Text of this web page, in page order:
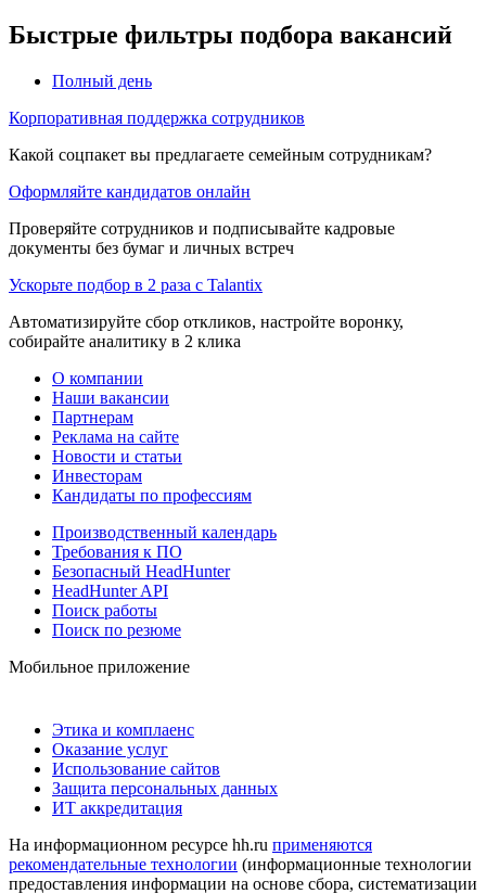
Быстрые фильтры подбора вакансий
Полный день
Корпоративная поддержка сотрудников
Какой соцпакет вы предлагаете семейным сотрудникам?
Оформляйте кандидатов онлайн
Проверяйте сотрудников и подписывайте кадровые
документы без бумаг и личных встреч
Ускорьте подбор в 2 раза с Talantix
Автоматизируйте сбор откликов, настройте воронку,
собирайте аналитику в 2 клика
О компании
Наши вакансии
Партнерам
Реклама на сайте
Новости и статьи
Инвесторам
Кандидаты по профессиям
Производственный календарь
Требования к ПО
Безопасный HeadHunter
HeadHunter API
Поиск работы
Поиск по резюме
Мобильное приложение
Этика и комплаенс
Оказание услуг
Использование сайтов
Защита персональных данных
ИТ аккредитация
На информационном ресурсе hh.ru применяются
рекомендательные технологии (информационные технологии
предоставления информации на основе сбора, систематизации